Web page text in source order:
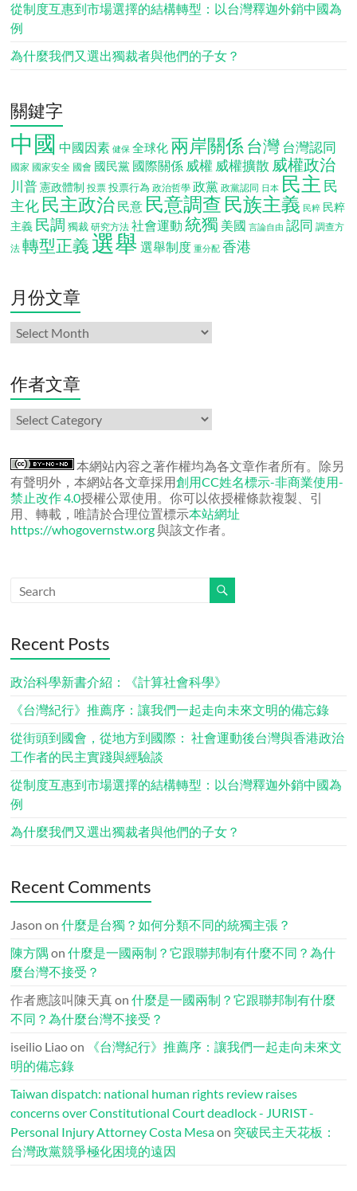
從制度互惠到市場選擇的結構轉型：以台灣釋迦外銷中國為
例
為什麼我們又選出獨裁者與他們的子女？
關鍵字
中國 中國因素 健保 全球化 兩岸關係 台灣台灣認同
國家 國家安全 國會 國民黨 國際關係 威權 威權擴散 威權政治
川普 憲政體制 投票 投票行為 政治哲學 政黨 政黨認同 日本 民主 民
主化 民主政治 民意 民意調查 民族主義 民粹 民粹
主義 民調 獨裁 研究方法 社會運動 統獨 美國 言論自由 認同 調查方
法 轉型正義 選舉 選舉制度 重分配 香港
月份文章
月
份
章
作者文章
作
者
章
本網站內容之著作權均為各文章作者所有。除另
有聲明外，本網站各文章採用創用CC姓名標示-非商業使用-
禁止改作 4.0授權公眾使用。你可以依授權條款複製、引
用、轉載，唯請於合理位置標示本站網址
https://whogovernstw.org與該文作者。
Recent Posts
政治科學新書介紹：《計算社會科學》
《台灣紀行》推薦序：讓我們一起走向未來文明的備忘錄
從街頭到國會，從地方到國際： 社會運動後台灣與香港政治
工作者的民主實踐與經驗談
從制度互惠到市場選擇的結構轉型：以台灣釋迦外銷中國為
例
為什麼我們又選出獨裁者與他們的子女？
Recent Comments
Jason on什麼是台獨？如何分類不同的統獨主張？
陳方隅 on什麼是一國兩制？它跟聯邦制有什麼不同？為什
麼台灣不接受？
作者應該叫陳天真on什麼是一國兩制？它跟聯邦制有什麼
不同？為什麼台灣不接受？
iseilio Liaoon
《台灣紀行》推薦序：讓我們一起走向未來文
明的備忘錄
Taiwan dispatch: national human rights review raises
concerns over Constitutional Court deadlock - JURIST -
Personal Injury Attorney Costa Mesaon 突破民主天花板：
台灣政黨競爭極化困境的遠因